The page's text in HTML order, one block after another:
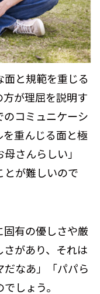
と規範を重じる
が理屈を説明す
コミュニケーシ
重んじる面と極
さんらしい」
とが難しいので
有の優しさや厳
があり、それは
なあ」「パパら
しょう。